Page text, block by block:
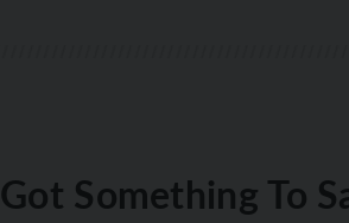
Got Something To